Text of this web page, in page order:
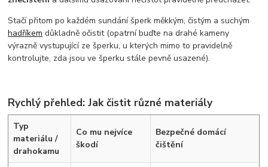
Stačí přitom po každém sundání šperk měkkým, čistým a suchým
hadříkem důkladně očistit (opatrní buďte na drahé kameny
výrazně vystupující ze šperku, u kterých mimo to pravidelně
kontrolujte, zda jsou ve šperku stále pevně usazené).
Rychlý přehled: Jak čistit různé materiály
Typ
materiálu /
drahokamu
Co mu nejvíce
škodí
Bezpečné domácí
čištění